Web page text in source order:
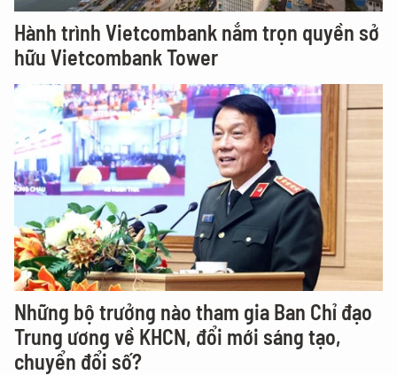
Hành trình Vietcombank nắm trọn quyền sở
hữu Vietcombank Tower
Những bộ trưởng nào tham gia Ban Chỉ đạo
Trung ương về KHCN, đổi mới sáng tạo,
chuyển đổi số?